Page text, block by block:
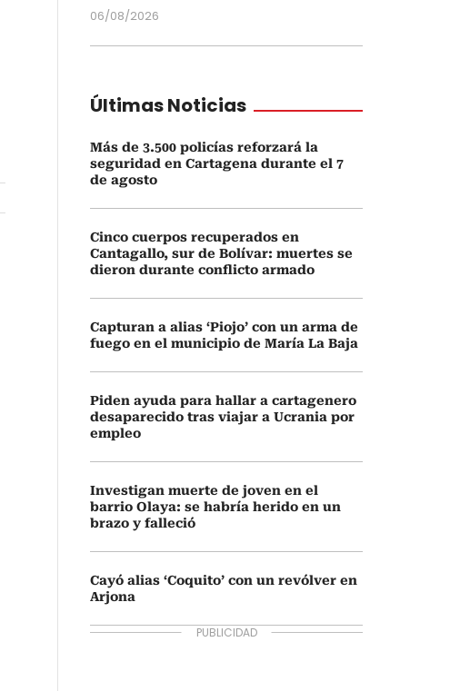
06/08/2026
Últimas Noticias
Más de 3.500 policías reforzará la
seguridad en Cartagena durante el 7
de agosto
Cinco cuerpos recuperados en
Cantagallo, sur de Bolívar: muertes se
dieron durante conflicto armado
Capturan a alias ‘Piojo’ con un arma de
fuego en el municipio de María La Baja
Piden ayuda para hallar a cartagenero
desaparecido tras viajar a Ucrania por
empleo
Investigan muerte de joven en el
barrio Olaya: se habría herido en un
brazo y falleció
Cayó alias ‘Coquito’ con un revólver en
Arjona